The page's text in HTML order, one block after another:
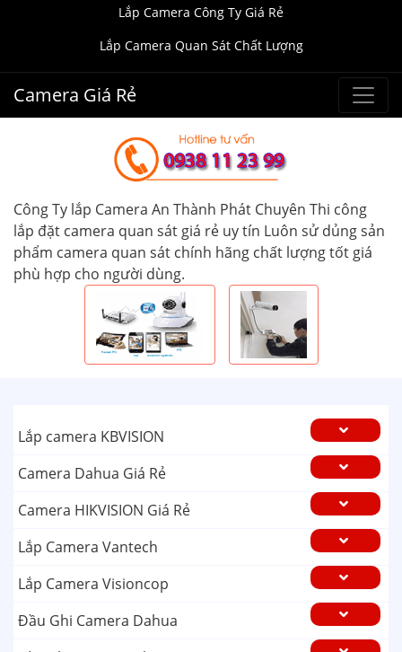
Lắp Camera Công Ty Giá Rẻ
Lắp Camera Quan Sát Chất Lượng
Camera Giá Rẻ
Công Ty lắp Camera An Thành Phát Chuyên Thi công
lắp đặt camera quan sát giá rẻ uy tín Luôn sử dủng sản
phẩm camera quan sát chính hãng chất lượng tốt giá
phù hợp cho người dùng.
Lắp camera KBVISION
Camera Dahua Giá Rẻ
Camera HIKVISION Giá Rẻ
Lắp Camera Vantech
Lắp Camera Visioncop
Đầu Ghi Camera Dahua